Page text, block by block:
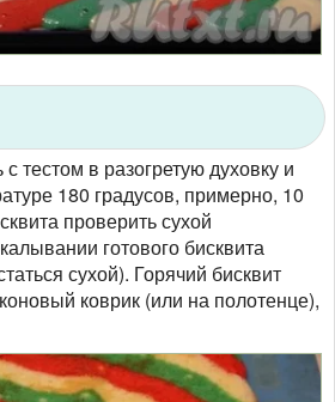
тестом в разогретую духовку и
180 градусов, примерно, 10
проверить сухой
готового бисквита
сухой). Горячий бисквит
коврик (или на полотенце),